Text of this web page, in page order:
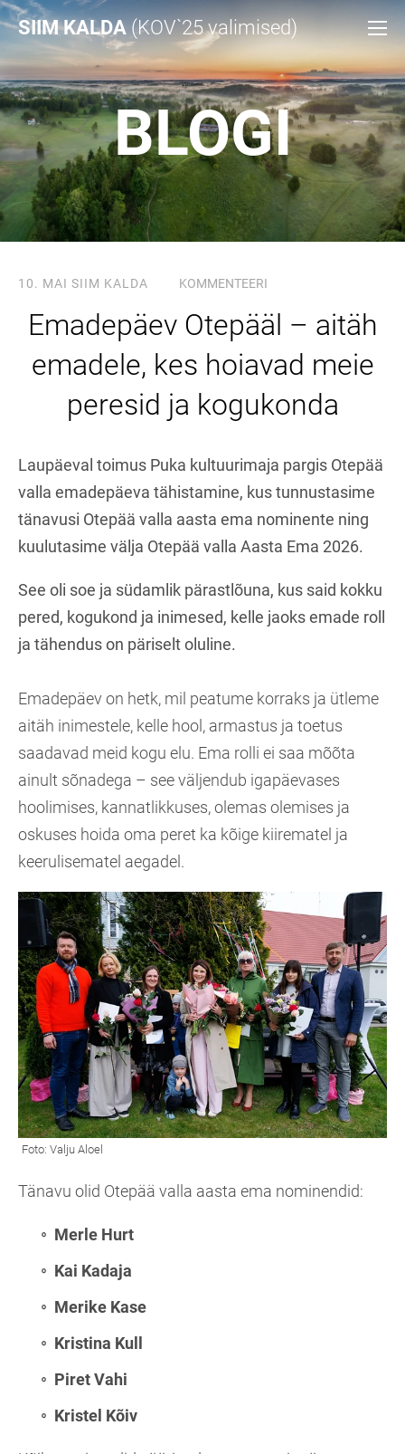
SIIM KALDA(KOV`25 valimised)
BLOGI
10. MAI SIIM KALDA KOMMENTEERI
Emadepäev Otepääl – aitäh
emadele, kes hoiavad meie
peresid ja kogukonda
Laupäeval toimus Puka kultuurimaja pargis Otepää
valla emadepäeva tähistamine, kus tunnustasime
tänavusi Otepää valla aasta ema nominente ning
kuulutasime välja Otepää valla Aasta Ema 2026.
See oli soe ja südamlik pärastlõuna, kus said kokku
pered, kogukond ja inimesed, kelle jaoks emade roll
ja tähendus on päriselt oluline.
Emadepäev on hetk, mil peatume korraks ja ütleme
aitäh inimestele, kelle hool, armastus ja toetus
saadavad meid kogu elu. Ema rolli ei saa mõõta
ainult sõnadega – see väljendub igapäevases
hoolimises, kannatlikkuses, olemas olemises ja
oskuses hoida oma peret ka kõige kiirematel ja
keerulisematel aegadel.
Tänavu olid Otepää valla aasta ema nominendid:
Merle Hurt
Kai Kadaja
Merike Kase
Kristina Kull
Piret Vahi
Kristel Kõiv